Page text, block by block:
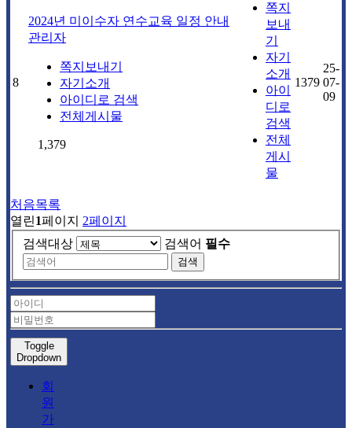
8
2024년 미이수자 연수교육 일정 안내
관리자
쪽지보내기
자기소개
아이디로 검색
전체게시물
1,379
쪽지
보내
기
자기
소개
아이
디로
검색
전체
게시
물
1379
25-
07-
09
처음목록
열린1페이지 2페이지
검색대상
검색어 필수
검색
Toggle
Dropdown
회
원
가